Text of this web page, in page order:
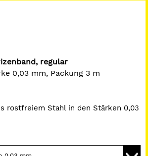
regular
0,03 mm, Packung 3 m
rostfreiem Stahl in den Stärken 0,03